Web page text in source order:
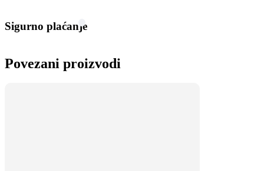
Sigurno plaćanje
Povezani proizvodi